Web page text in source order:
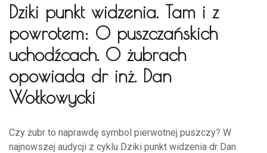
Dziki punkt widzenia. Tam i z
powrotem: O puszczańskich
uchodźcach. O żubrach
opowiada dr inż. Dan
Wołkowycki
Czy żubr to naprawdę symbol pierwotnej puszczy? W
najnowszej audycji z cyklu Dziki punkt widzenia dr Dan